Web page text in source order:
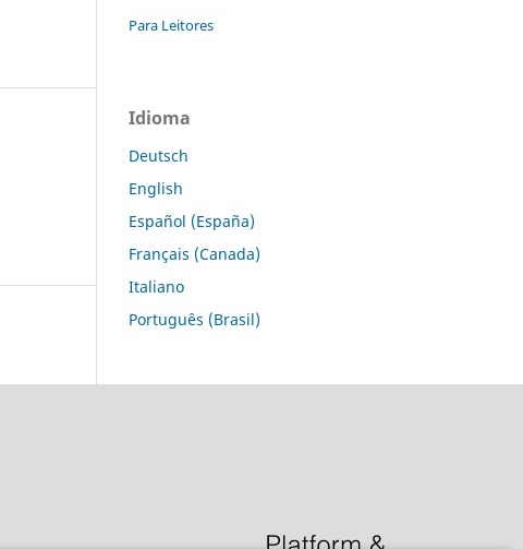
Para Leitores
Idioma
Deutsch
English
Español (España)
Français (Canada)
Italiano
Português (Brasil)